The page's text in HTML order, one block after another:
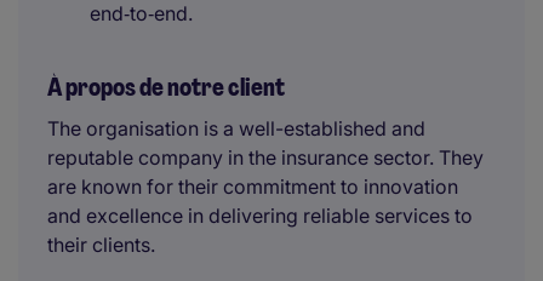
end‑to‑end.
À propos de notre client
The organisation is a well-established and
reputable company in the insurance sector. They
are known for their commitment to innovation
and excellence in delivering reliable services to
their clients.